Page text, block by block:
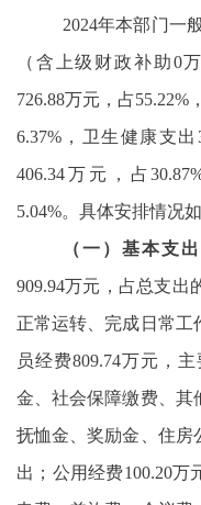
2024年本部门一
（含上级财政补助0
726.88万元，占
6.37%，卫生健康支
406.34万元，占
5.04%。具体安排情况如
（一）基本支出
909.94万元，占总支出
正常运转、完成日常工
员经费809.74万元，
金、社会保障缴费、其
抚恤金、奖励金、住房
出；公用经费100.20万